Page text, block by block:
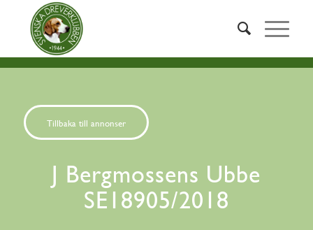
Tillbaka till annonser
J Bergmossens Ubbe
SE18905/2018